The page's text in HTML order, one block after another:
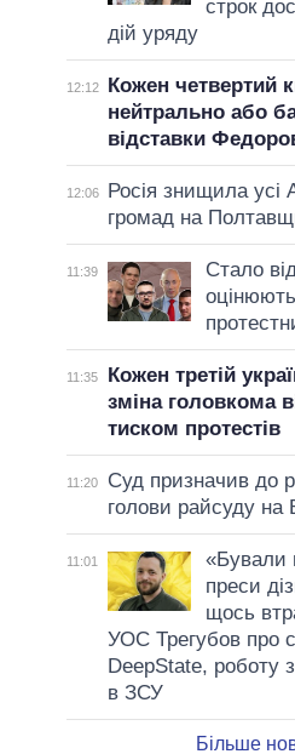
строк
дій уряду
12:12
Кожен четвертий
нейтрально або
відставки
12:06
Росія знищила усі
громад на
11:39
Стало
11:35
Кожен третій
зміна головкома
тиском протестів
11:20
Суд призначив до
голови райсуду на
11:01
«Бували
преси
щось
УОС Трегубов про
DeepState, роботу
в ЗСУ
Більше